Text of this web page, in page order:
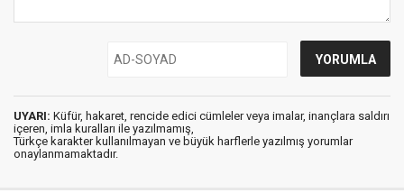
UYARI: Küfür, hakaret, rencide edici cümleler veya imalar, inançlara saldırı
içeren, imla kuralları ile yazılmamış,
Türkçe karakter kullanılmayan ve büyük harflerle yazılmış yorumlar
onaylanmamaktadır.